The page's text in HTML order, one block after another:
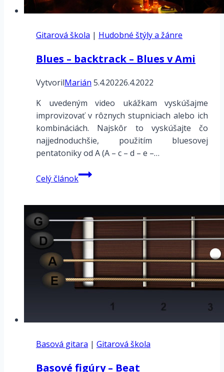
Gitarová škola | Hudobné štýly a žánre
Blues – backtrack – Blues v Ami
VytvorilMarián 5.4.20226.4.2022
K uvedeným video ukážkam vyskúšajme
improvizovať v rôznych stupniciach alebo ich
kombináciách. Najskôr to vyskúšajte čo
najjednoduchšie, použitím bluesovej
pentatoniky od A (A – c – d – e –…
Celý článokBlues
–
Blues
Basová gitara | Gitarová škola
Basové figúry – Beat